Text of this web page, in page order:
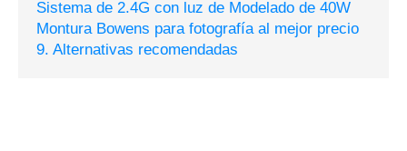
Sistema de 2.4G con luz de Modelado de 40W
Montura Bowens para fotografía al mejor precio
9. Alternativas recomendadas